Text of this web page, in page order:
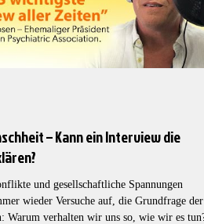
– Kann ein Interview die
und gesellschaftliche Spannungen
wieder Versuche auf, die Grundfrage der